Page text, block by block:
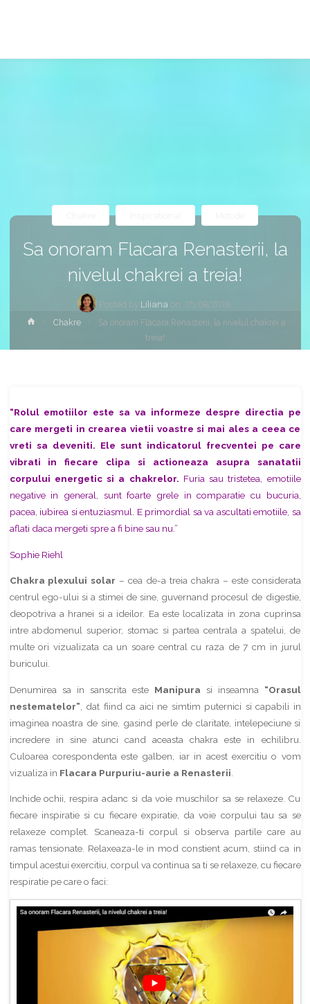
Sa onoram Flacara Renasterii, la
nivelul chakrei a treia!
Posted by Liliana on 05/08/2016
HomeChakre
Sa onoram Flacara Renasterii, la nivelul chakrei a
treia!
“Rolul emotiilor este sa va informeze despre directia pe
care mergeti in crearea vietii voastre si mai ales a ceea ce
vreti sa deveniti. Ele sunt indicatorul frecventei pe care
vibrati in fiecare clipa si actioneaza asupra sanatatii
corpului energetic si a chakrelor. Furia sau tristetea, emotiile
negative in general, sunt foarte grele in comparatie cu bucuria,
pacea, iubirea si entuziasmul. E primordial sa va ascultati emotiile, sa
aflati daca mergeti spre a fi bine sau nu.”
Sophie Riehl
Chakra plexului solar – cea de-a treia chakra – este considerata
centrul ego-ului si a stimei de sine, guvernand procesul de digestie,
deopotriva a hranei si a ideilor. Ea este localizata in zona cuprinsa
intre abdomenul superior, stomac si partea centrala a spatelui, de
multe ori vizualizata ca un soare central cu raza de 7 cm in jurul
buricului.
Denumirea sa in sanscrita este Manipura si inseamna “Orasul
nestematelor” , dat fiind ca aici ne simtim puternici si capabili in
imaginea noastra de sine, gasind perle de claritate, intelepeciune si
incredere in sine atunci cand aceasta chakra este in echilibru.
Culoarea corespondenta este galben, iar in acest exercitiu o vom
vizualiza in Flacara Purpuriu-aurie a Renasterii
Inchide ochii, respira adanc si da voie muschilor sa se relaxeze. Cu
fiecare inspiratie si cu fiecare expiratie, da voie corpului tau sa se
relaxeze complet. Scaneaza-ti corpul si observa partile care au
ramas tensionate. Relaxeaza-le in mod constient acum, stiind ca in
timpul acestui exercitiu, corpul va continua sa ti se relaxeze, cu fiecare
respiratie pe care o faci: